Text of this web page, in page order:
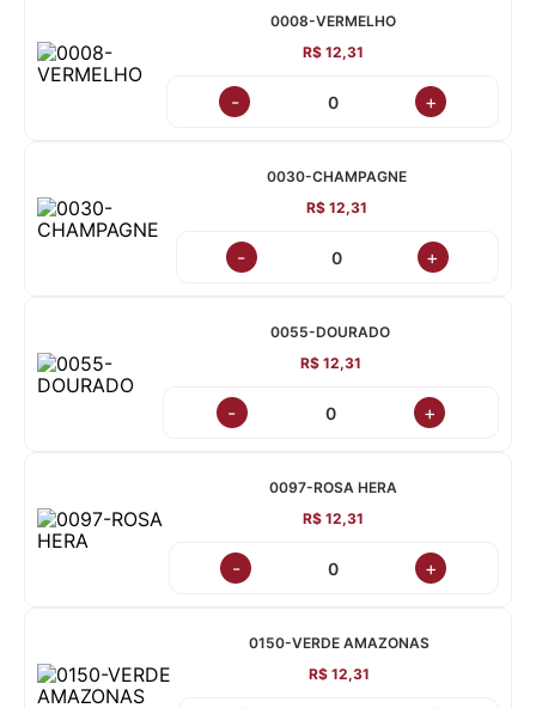
0008-VERMELHO
R$ 12,31
- +
0030-CHAMPAGNE
R$ 12,31
- +
0055-DOURADO
R$ 12,31
- +
0097-ROSA HERA
R$ 12,31
- +
0150-VERDE AMAZONAS
R$ 12,31